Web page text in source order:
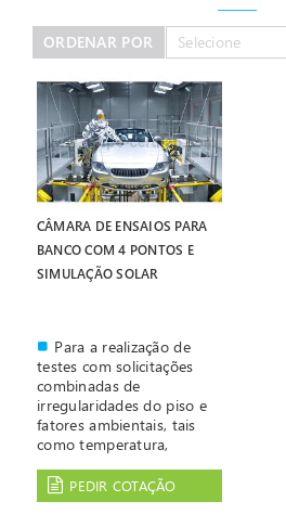
ORDENAR POR Selecione
CÂMARA DE ENSAIOS PARA
BANCO COM 4 PONTOS E
SIMULAÇÃO SOLAR
Para a realização de
testes com solicitações
combinadas de
irregularidades do piso e
fatores ambientais, tais
como temperatura,
(ensaio de ruídos - squeak
and rattle tests).
PEDIR COTAÇÃO